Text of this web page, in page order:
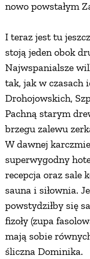
nowo powstałym
I teraz jest tu
stoją jeden obok
Najwspanialsze
tak, jak w czasach
Drohojowskich,
Pachną starym
brzegu zalewu
W dawnej
superwygodny
recepcja oraz sale
sauna i siłownia.
powstydziłby się
fizoły (zupa
mają sobie
śliczna Dominika.